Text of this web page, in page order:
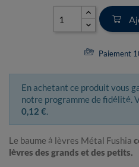
Paiement
En achetant ce produit vous
notre programme de fidélité.
0,12 €.
Le baume à lèvres Métal Fushia
lèvres des grands et des petits.